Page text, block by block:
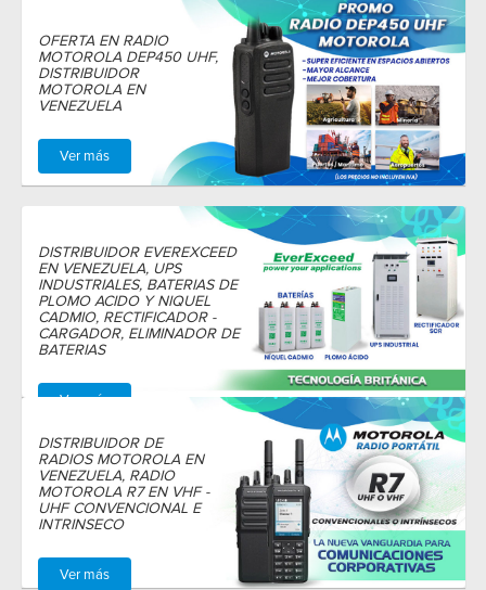
OFERTA EN RADIO
MOTOROLA DEP450 UHF,
DISTRIBUIDOR
MOTOROLA EN
VENEZUELA
Ver más
DISTRIBUIDOR EVEREXCEED
EN VENEZUELA, UPS
INDUSTRIALES, BATERIAS DE
PLOMO ACIDO Y NIQUEL
CADMIO, RECTIFICADOR -
CARGADOR, ELIMINADOR DE
BATERIAS
Ver más
DISTRIBUIDOR DE
RADIOS MOTOROLA EN
VENEZUELA, RADIO
MOTOROLA R7 EN VHF -
UHF CONVENCIONAL E
INTRINSECO
Ver más